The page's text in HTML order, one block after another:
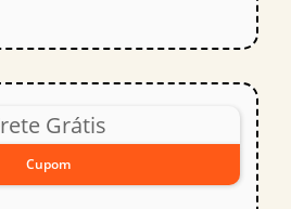
Grátis
Cupom